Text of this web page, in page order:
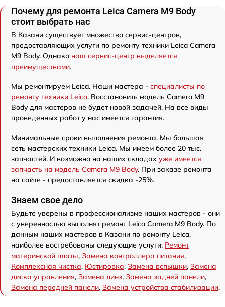
Почему для ремонта Leica Camera M9 Body
стоит выбрать нас
В Казани существует множество сервис-центров,
предоставляющих услуги по ремонту техники Leica Camera
M9 Body. Однако наш сервис-центр выделяется
преимуществами.
Мы ремонтируем Leica. Наши мастера - специалисты по
ремонту техники Leica. Восстановить модель Camera M9
Body для мастеров не будет новой задачей. На все виды
проведенных работ у нас имеется гарантия.
Минимальные сроки выполнения ремонта. Мы большая
сеть мастерских техники Leica. Мы имеем более 20 тыс.
запчастей. И возможно на наших складах уже имеется
запчасть на модель Camera M9 Body. При заказе ремонта
на сайте - предоставляется скидка -25%.
Знаем свое дело
Будьте уверены в профессионализме наших мастеров - они
с уверенностью выполнят ремонт Leica Camera M9 Body. По
данным наших мастеров в Казани по ремонту Leica,
наиболее востребованы следующие услуги: Ремонт
материнской платы, Замена контроллера питания,
Комплексная чистка, Юстировка, Замена вспышки, Замена
диска управления, Замена линз, Замена задней панели,
Замена передней панели, Замена устройства стабилизации.